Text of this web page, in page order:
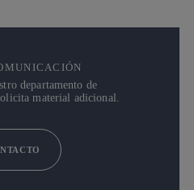
departamento de
material adicional.